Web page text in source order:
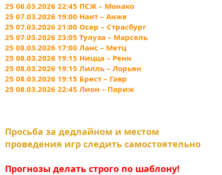
25 06.03.2026 22:45 ПСЖ – Монако
25 07.03.2026 19:00 Нант – Анже
25 07.03.2026 21:00 Осер – Страсбург
25 07.03.2026 23:05 Тулуза – Марсель
25 08.03.2026 17:00 Ланс – Метц
25 08.03.2026 19:15 Ницца – Ренн
25 08.03.2026 19:15 Лилль – Лорьян
25 08.03.2026 19:15 Брест – Гавр
25 08.03.2026 22:45 Лион – Париж
Просьба за дедлайном и местом
проведения игр следить самостоятельно
Прогнозы делать строго по шаблону!